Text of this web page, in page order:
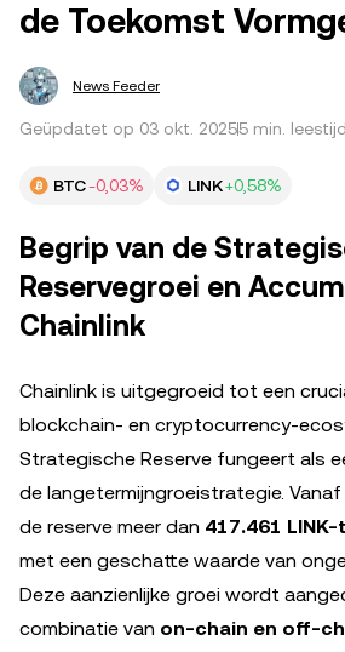
de Toekomst
News Feeder
Geüpdatet op 03 okt. 20255 min. leestijd
BTC-0,03% LINK+0,58%
Begrip van de
Reservegroei en
Chainlink
Chainlink is uitgegroeid tot een
blockchain- en cryptocurrency-
Strategische Reserve fungeert als
de langetermijngroeistrategie.
de reserve meer dan 417.461
met een geschatte waarde van
Deze aanzienlijke groei wordt
combinatie van on-chain en off-